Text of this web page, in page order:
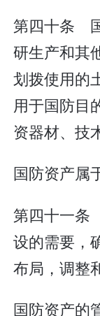
第四十条
研生产和其
划拨使用的
用于国防目
资器材、技
国防资产属
第四十一条
设的需要，
布局，调整
国防资产的